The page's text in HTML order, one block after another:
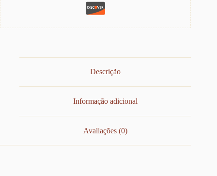
Descrição
Informação adicional
Avaliações (0)